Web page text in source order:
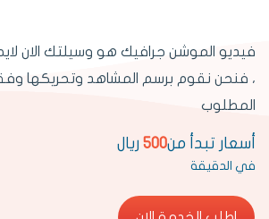
فيديو الموشن جرافيك هو وسيلتك الان
، فنحن نقوم برسم المشاهد وتحريكها
المطلوب
أسعار تبدأ من500 ريال
في الدقيقة